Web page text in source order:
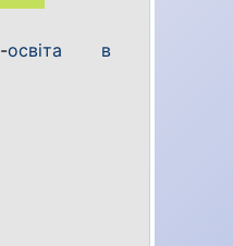
освіта в